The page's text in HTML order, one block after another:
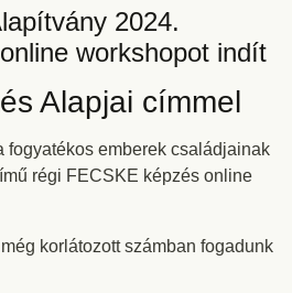
2024.
workshopot indít
Alapjai címmel
fogyatékos emberek családjainak
régi FECSKE képzés online
korlátozott számban fogadunk